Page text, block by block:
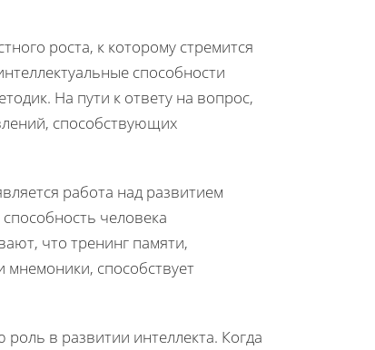
роста, к которому стремится
способности
На пути к ответу на вопрос,
способствующих
работа над развитием
человека
что тренинг памяти,
мнемоники, способствует
в развитии интеллекта. Когда